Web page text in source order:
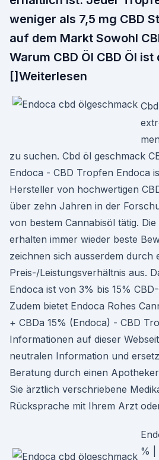
weniger als 7,5 mg CBD
auf dem Markt Sowohl
Warum CBD Öl CBD Öl
[]Weiterlesen
zu suchen. Cbd öl geschmack
Endoca - CBD Tropfen Endoca
Hersteller von hochwertigen
über zehn Jahren in der
von bestem Cannabisöl tätig.
erhalten immer wieder beste
zeichnen sich ausserdem durch
Preis-/Leistungsverhältnis aus.
Endoca ist von 3% bis 15%
Zudem bietet Endoca Rohes
+ CBDa 15% (Endoca) - CBD
Informationen auf dieser
neutralen Information und
Beratung durch einen
Sie ärztlich verschriebene
Rücksprache mit Ihrem Arzt
% |